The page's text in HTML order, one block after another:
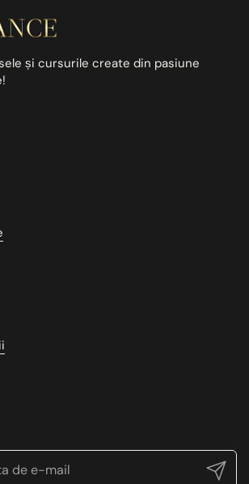
și cursurile create din pasiune